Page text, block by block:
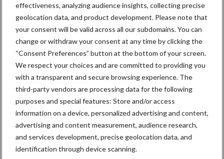
effectiveness, analyzing audience insights, collecting precise
geolocation data, and product development. Please note that
your consent will be valid across all our subdomains. You can
change or withdraw your consent at any time by clicking the
“Consent Preferences” button at the bottom of your screen.
We respect your choices and are committed to providing you
with a transparent and secure browsing experience. The
third-party vendors are processing data for the following
purposes and special features: Store and/or access
information on a device, personalized advertising and content,
advertising and content measurement, audience research,
and services development, precise geolocation data, and
identification through device scanning.
Primaire
Sidebar
Recent nieuws Partner nieuws
Belastingdienst publiceert
Landelijke Landbouwnormen 2025
10 praktisch tips om je voor te
bereiden op mogelijke uitval van het
stroomnet
23 dec
EU-pluimveesector groeit door,